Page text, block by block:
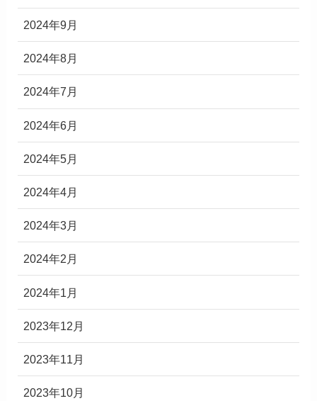
2024年9月
2024年8月
2024年7月
2024年6月
2024年5月
2024年4月
2024年3月
2024年2月
2024年1月
2023年12月
2023年11月
2023年10月